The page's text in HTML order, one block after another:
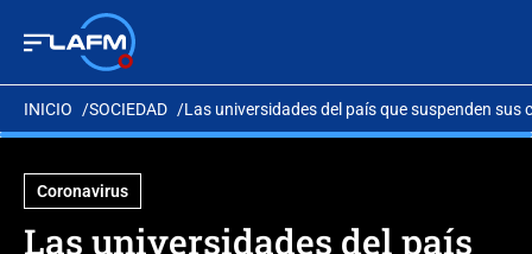
INICIO SOCIEDAD Las universidades del país que suspenden sus
Coronavirus
Las universidades del país